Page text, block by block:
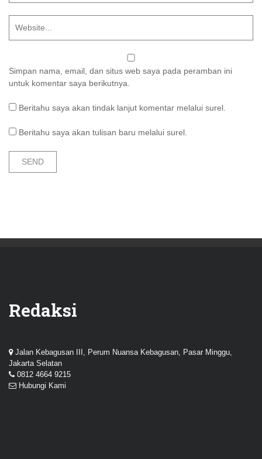
Simpan nama, email, dan situs web saya pada peramban ini
untuk komentar saya berikutnya.
Beritahu saya akan tindak lanjut komentar melalui surel.
Beritahu saya akan tulisan baru melalui surel.
Redaksi
Jalan Kebagusan III, Perum Nuansa Kebagusan, Pasar Minggu,
Jakarta Selatan
0812 4664 9215
Hubungi Kami